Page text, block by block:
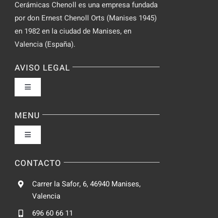
Cerámicas Chenoll es una empresa fundada
por don Ernest Chenoll Orts (Manises 1945)
en 1982 en la ciudad de Manises, en
Valencia (España).
AVISO LEGAL
Toggle
Política de privacidad
Condiciones de uso
Ley de cookies
MENU
Toggle
Fabrica
CONTACTO
Carrer la Safor, 6, 46940 Manises,
Valencia
696 60 66 11